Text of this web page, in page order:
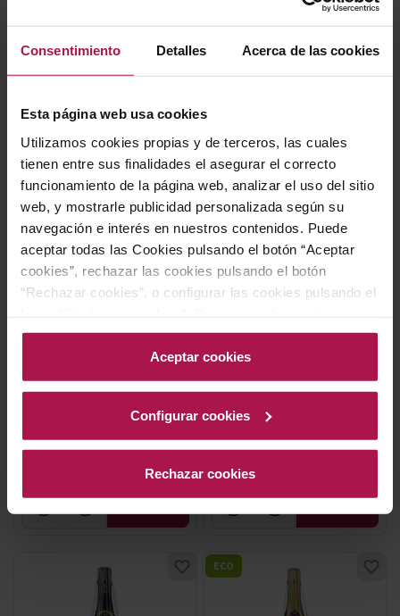
Consentimiento Detalles Acerca de las cookies
Esta página web usa cookies
Utilizamos cookies propias y de terceros, las cuales
tienen entre sus finalidades el asegurar el correcto
funcionamiento de la página web, analizar el uso del sitio
web, y mostrarle publicidad personalizada según su
navegación e interés en nuestros contenidos. Puede
aceptar todas las Cookies pulsando el botón “Aceptar
cookies”, rechazar las cookies pulsando el botón
“Rechazar cookies”, o configurar las cookies pulsando el
acceda a nuestra Política de Cookies.Para más
información acceda a nuestraPolítica de Cookies
Aceptar cookies
Configurar cookies
Rechazar cookies
12,50 €
AÑADIR
13,95 €
Ilustra Brut Nature
5,30 €
AÑADIR
Gramona Enoteca Brut
Nature
2000
92Pa
175,80 €
AÑADIR
ECO